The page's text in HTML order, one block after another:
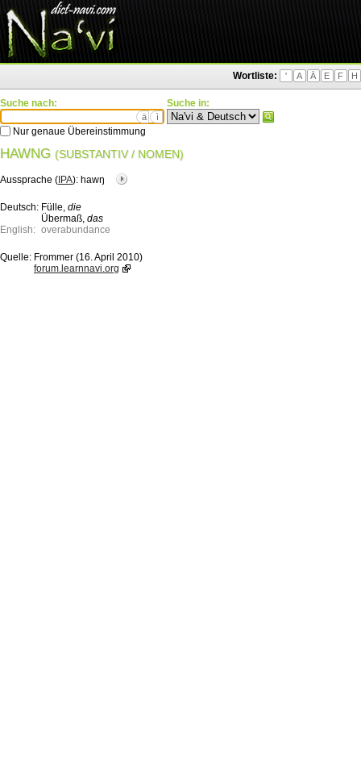
Wortliste: ' A Ä E F H
Suche nach:
ä ì
Nur genaue Übereinstimmung
Suche in:
HAWNG (SUBSTANTIV / NOMEN)
Aussprache ( IPA): hawŋ
Deutsch: Fülle, die
Übermaß, das
English: overabundance
Quelle: Frommer (16. April 2010)
forum.learnnavi.org